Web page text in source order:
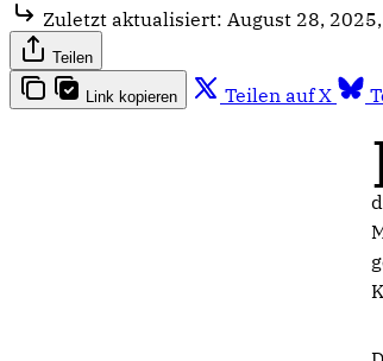
Zuletzt aktualisiert: August 28,
Teilen
Link kopieren Teilen auf X